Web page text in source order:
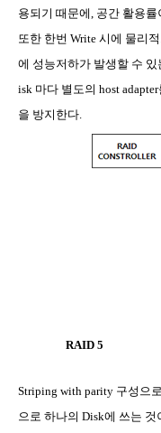
용되기 때문에 공간 활용률
또한 한번 Write 시에 물리
에 성능저하가 발생할 수 있
isk 마다 별도의 host adapter
을 방지한다
RAID 5
Striping with parity 구성으로
으로 하나의 Disk에 쓰는 것